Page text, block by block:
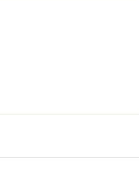
利害攸關的談判。那場談判發生在
。在那之前，這個理論是我在耶魯大學
分攤成本，所以我發展出分餅法，用
，最後都會一起平分這塊餅。這樣的
的事。
東的租約，或是從網路蟑螂那裡買回
處不均等時，有更好的方法可以幫你
地產律師，如何利用分餅法重新平衡原
得更清楚、更有邏輯。它會引導你用
之處，並提出有說服力的論點。當你